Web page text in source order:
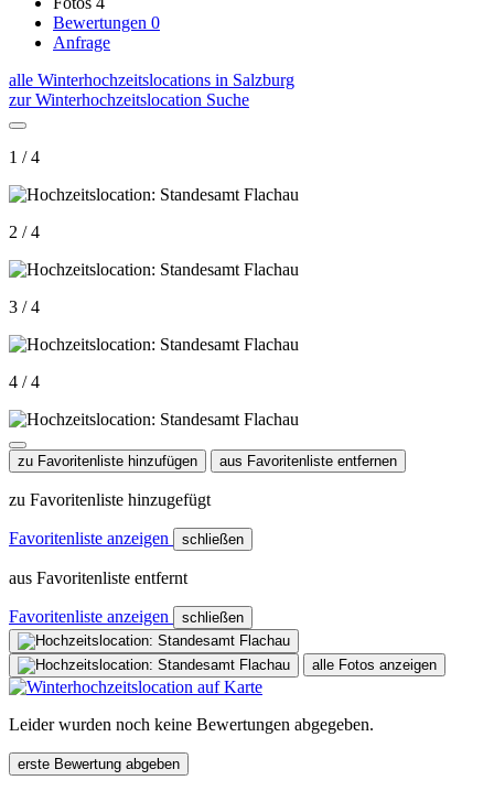
Bewertungen 0
Anfrage
alle Winterhochzeitslocations in Salzburg
zur Winterhochzeitslocation Suche
1 / 4
2 / 4
3 / 4
4 / 4
zu Favoritenliste hinzufügen aus Favoritenliste entfernen
zu Favoritenliste hinzugefügt
Favoritenliste anzeigen schließen
aus Favoritenliste entfernt
Favoritenliste anzeigen schließen
alle Fotos anzeigen
Leider wurden noch keine Bewertungen abgegeben.
erste Bewertung abgeben